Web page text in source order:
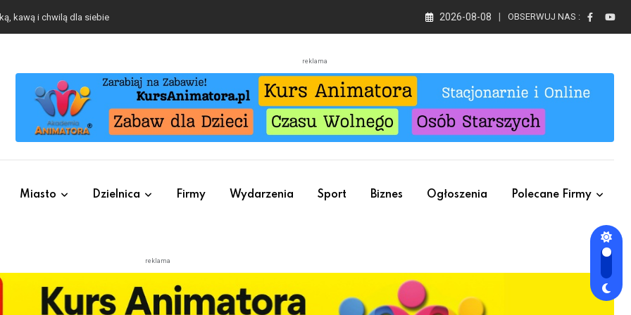
kawą i chwilą dla siebie 2026-08-08 OBSERWUJ NAS :
reklama
Miasto Dzielnica Firmy Wydarzenia Sport Biznes Ogłoszenia Polecane Firmy
reklama